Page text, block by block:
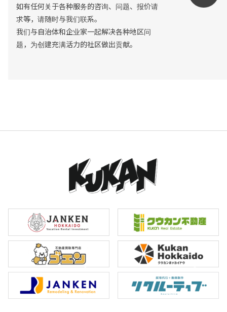
如有任何关于各种服务的咨询、问题、报价请
求等，请随时与我们联系。
我们与自治体和企业家一起解决各种地区问
题，为创建充满活力的社区做出贡献。